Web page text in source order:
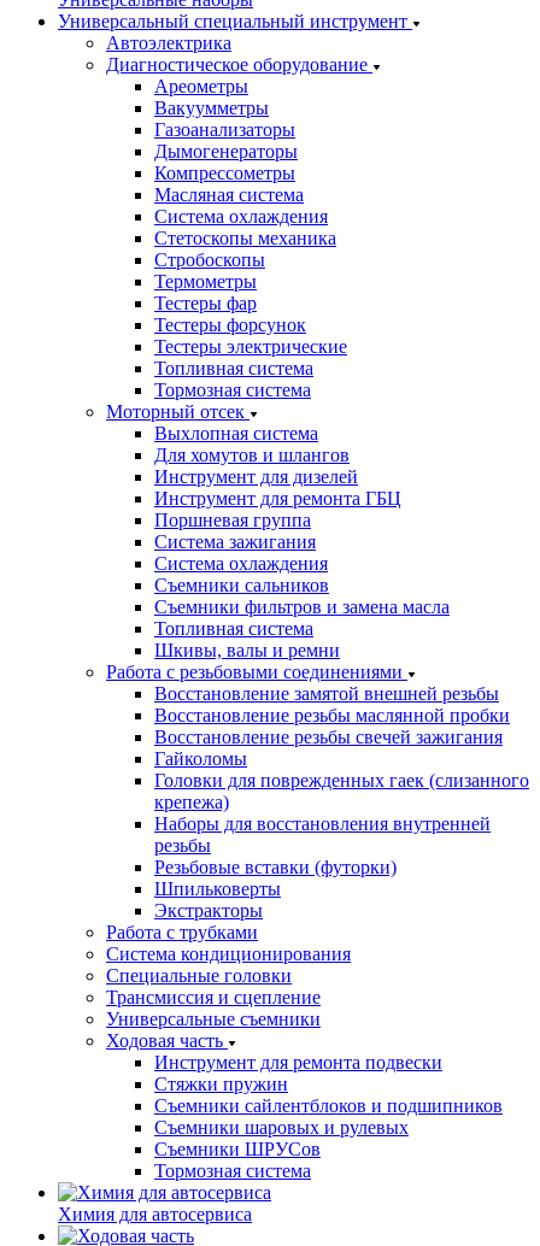
Универсальный специальный инструмент
Автоэлектрика
Диагностическое оборудование
Ареометры
Вакуумметры
Газоанализаторы
Дымогенераторы
Компрессометры
Масляная система
Система охлаждения
Стетоскопы механика
Стробоскопы
Термометры
Тестеры фар
Тестеры форсунок
Тестеры электрические
Топливная система
Тормозная система
Моторный отсек
Выхлопная система
Для хомутов и шлангов
Инструмент для дизелей
Инструмент для ремонта ГБЦ
Поршневая группа
Система зажигания
Система охлаждения
Съемники сальников
Съемники фильтров и замена масла
Топливная система
Шкивы, валы и ремни
Работа с резьбовыми соединениями
Восстановление замятой внешней резьбы
Восстановление резьбы маслянной пробки
Восстановление резьбы свечей зажигания
Гайколомы
Головки для поврежденных гаек (слизанного
крепежа)
Наборы для восстановления внутренней
резьбы
Резьбовые вставки (футорки)
Шпильковерты
Экстракторы
Работа с трубками
Система кондиционирования
Специальные головки
Трансмиссия и сцепление
Универсальные съемники
Ходовая часть
Инструмент для ремонта подвески
Стяжки пружин
Съемники сайлентблоков и подшипников
Съемники шаровых и рулевых
Съемники ШРУСов
Тормозная система
Химия для автосервиса